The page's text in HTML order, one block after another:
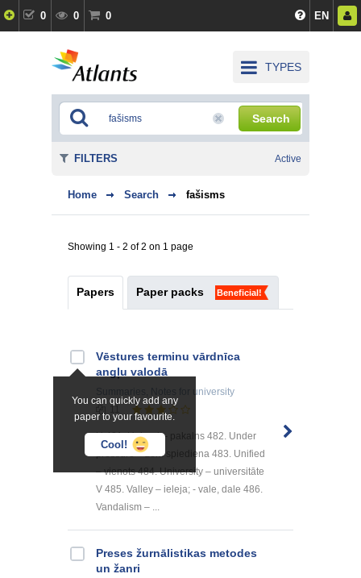
0 0 0 EN
TYPES
Search
Home Search fašisms
Showing 1 - 2 of 2 on 1 page
Papers Paper packs Beneficial!
You can quickly add any
paper to your favourite.
Cool!
Vēstures terminu vārdnīca
angļu valodā
for university
U 481. Upland – pakalns 482. Under
pressure – zem spiediena 483. Unified
– vienots 484. University – universitāte
V 485. Valley – ieleja; - vale, dale 486.
Vandalism – ...
Preses žurnālistikas metodes
un žanri
FILTERS Active